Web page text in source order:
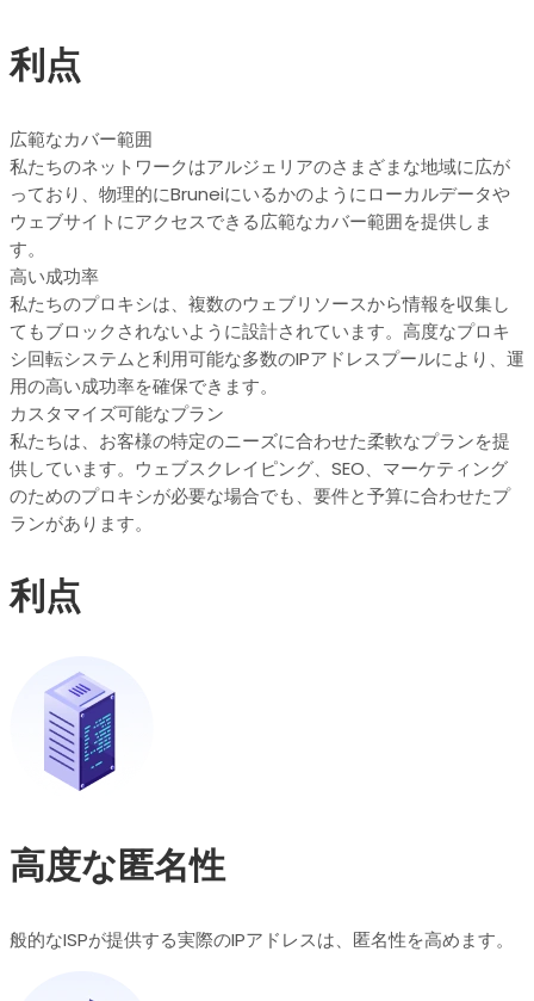
利点
広範なカバー範囲
私たちのネットワークはアルジェリアのさまざまな地域に広が
っており、物理的にBruneiにいるかのようにローカルデータや
ウェブサイトにアクセスできる広範なカバー範囲を提供しま
す。
高い成功率
私たちのプロキシは、複数のウェブリソースから情報を収集し
てもブロックされないように設計されています。高度なプロキ
シ回転システムと利用可能な多数のIPアドレスプールにより、運
用の高い成功率を確保できます。
カスタマイズ可能なプラン
私たちは、お客様の特定のニーズに合わせた柔軟なプランを提
供しています。ウェブスクレイピング、SEO、マーケティング
のためのプロキシが必要な場合でも、要件と予算に合わせたプ
ランがあります。
利点
高度な匿名性
般的なISPが提供する実際のIPアドレスは、匿名性を高めます。